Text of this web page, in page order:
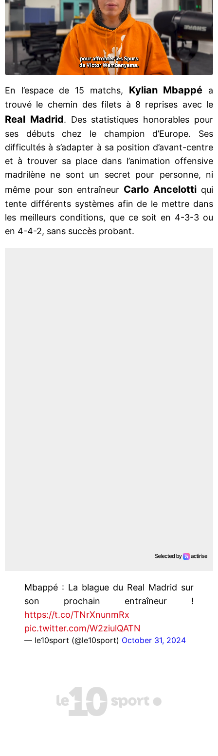
En l’espace de 15 matchs, Kylian Mbappé
a
trouvé le chemin des filets à 8 reprises avec le
Real Madrid. Des statistiques honorables pour
ses débuts chez le champion d’Europe. Ses
difficultés à s’adapter à sa position d’avant-centre
et à trouver sa place dans l’animation offensive
madrilène ne sont un secret pour personne, ni
même pour son entraîneur Carlo Ancelotti qui
tente différents systèmes afin de le mettre dans
les meilleurs conditions, que ce soit en 4-3-3 ou
en 4-4-2, sans succès probant.
Mbappé : La blague du Real Madrid sur
son prochain entraîneur !
https://t.co/TNrXnunmRx
pic.twitter.com/W2ziulQATN
— le10sport (@le10sport) October 31, 2024